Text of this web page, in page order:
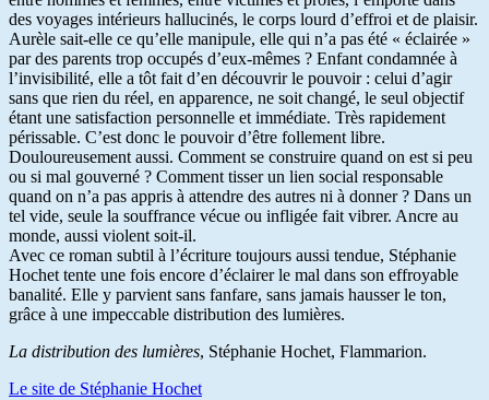
des voyages intérieurs hallucinés, le corps lourd d’effroi et de plaisir.
Aurèle sait-elle ce qu’elle manipule, elle qui n’a pas été « éclairée »
par des parents trop occupés d’eux-mêmes ? Enfant condamnée à
l’invisibilité, elle a tôt fait d’en découvrir le pouvoir : celui d’agir
sans que rien du réel, en apparence, ne soit changé, le seul objectif
étant une satisfaction personnelle et immédiate. Très rapidement
périssable. C’est donc le pouvoir d’être follement libre.
Douloureusement aussi. Comment se construire quand on est si peu
ou si mal gouverné ? Comment tisser un lien social responsable
quand on n’a pas appris à attendre des autres ni à donner ? Dans un
tel vide, seule la souffrance vécue ou infligée fait vibrer. Ancre au
monde, aussi violent soit-il.
Avec ce roman subtil à l’écriture toujours aussi tendue, Stéphanie
Hochet tente une fois encore d’éclairer le mal dans son effroyable
banalité. Elle y parvient sans fanfare, sans jamais hausser le ton,
grâce à une impeccable distribution des lumières.
La distribution des lumières, Stéphanie Hochet, Flammarion.
Le site de Stéphanie Hochet